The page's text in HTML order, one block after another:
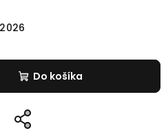
Do košíka